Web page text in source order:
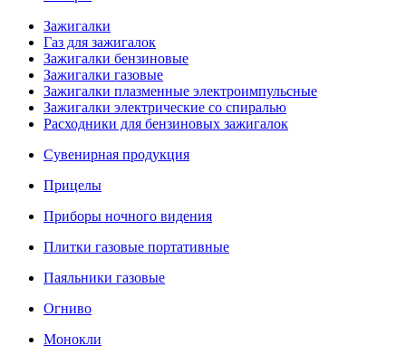
Зажигалки
Газ для зажигалок
Зажигалки бензиновые
Зажигалки газовые
Зажигалки плазменные электроимпульсные
Зажигалки электрические со спиралью
Расходники для бензиновых зажигалок
Сувенирная продукция
Прицелы
Приборы ночного видения
Плитки газовые портативные
Паяльники газовые
Огниво
Монокли